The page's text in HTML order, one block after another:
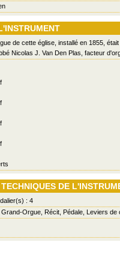
de cette église, installé en 1855,
Nicolas J. Van Den Plas, facteur
DE
: 4
Grand-Orgue, Récit, Pédale, Leviers de